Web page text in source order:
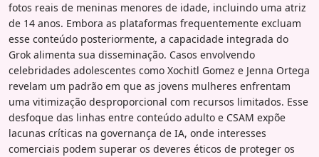
fotos reais de meninas menores de idade, incluindo uma atriz
de 14 anos. Embora as plataformas frequentemente excluam
esse conteúdo posteriormente, a capacidade integrada do
Grok alimenta sua disseminação. Casos envolvendo
celebridades adolescentes como Xochitl Gomez e Jenna Ortega
revelam um padrão em que as jovens mulheres enfrentam
uma vitimização desproporcional com recursos limitados. Esse
desfoque das linhas entre conteúdo adulto e CSAM expõe
lacunas críticas na governança de IA, onde interesses
comerciais podem superar os deveres éticos de proteger os